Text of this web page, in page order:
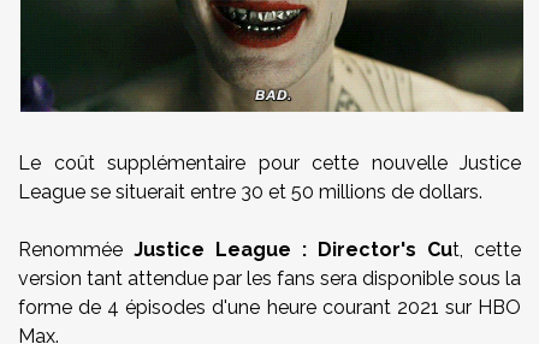
Le coût supplémentaire pour cette nouvelle Justice
League se situerait entre 30 et 50 millions de dollars.
Renommée Justice League : Director's Cut, cette
version tant attendue par les fans sera disponible sous la
forme de 4 épisodes d'une heure courant 2021 sur HBO
Max.